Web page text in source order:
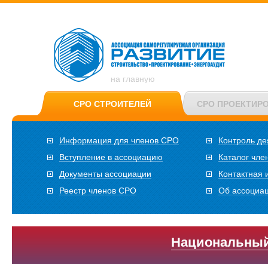
на главную
СРО СТРОИТЕЛЕЙ СРО
Информация для членов СРО
Вступление в ассоциацию
Документы ассоциации
Реестр членов СРО
Контроль
Каталог
Об